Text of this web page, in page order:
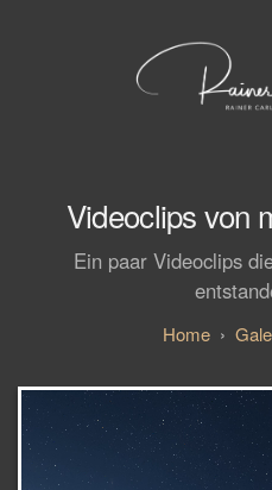
Videoclips von
Ein paar Videoclips